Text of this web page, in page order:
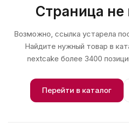
Страница не
Возможно, ссылка устарела
Найдите нужный товар в
nextcake более 3400
Перейти в каталог